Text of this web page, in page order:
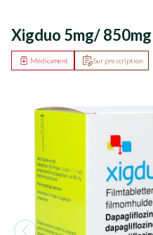
Xigduo 5mg/
Sur prescription
Médicament